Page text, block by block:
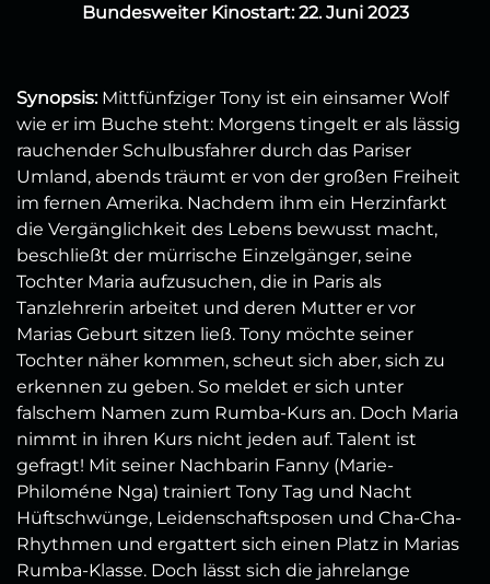
Bundesweiter Kinostart: 22. Juni 2023
Synopsis:Mittfünfziger Tony ist ein einsamer Wolf
wie er im Buche steht: Morgens tingelt er als lässig
rauchender Schulbusfahrer durch das Pariser
Umland, abends träumt er von der großen Freiheit
im fernen Amerika. Nachdem ihm ein Herzinfarkt
die Vergänglichkeit des Lebens bewusst macht,
beschließt der mürrische Einzelgänger, seine
Tochter Maria aufzusuchen, die in Paris als
Tanzlehrerin arbeitet und deren Mutter er vor
Marias Geburt sitzen ließ. Tony möchte seiner
Tochter näher kommen, scheut sich aber, sich zu
erkennen zu geben. So meldet er sich unter
falschem Namen zum Rumba-Kurs an. Doch Maria
nimmt in ihren Kurs nicht jeden auf. Talent ist
gefragt! Mit seiner Nachbarin Fanny (Marie-
Philoméne Nga) trainiert Tony Tag und Nacht
Hüftschwünge, Leidenschaftsposen und Cha-Cha-
Rhythmen und ergattert sich einen Platz in Marias
Rumba-Klasse. Doch lässt sich die jahrelange